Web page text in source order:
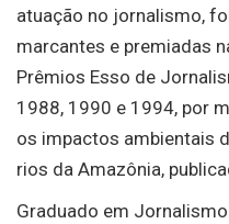
atuação no jornalismo,
marcantes e premiadas
Prêmios Esso de
1988, 1990 e 1994, por
os impactos ambientais
rios da Amazônia,
Graduado em